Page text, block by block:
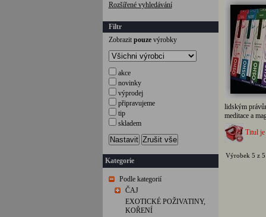
Rozšířené vyhledávání
Filtr
Zobrazit pouzevýrobky
akce
novinky
výprodej
připravujeme
tip
skladem
Nastavit Zrušit vše
Kategorie
Podle kategorií
ČAJ
EXOTICKÉ POŽIVATINY,
KOŘENÍ
lidským
meditace a
Titul je
Výrobek 5 z